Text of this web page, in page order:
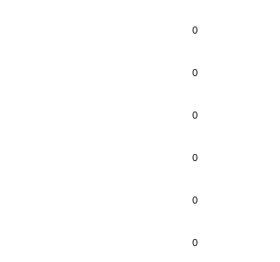
0
0
0
0
0
0